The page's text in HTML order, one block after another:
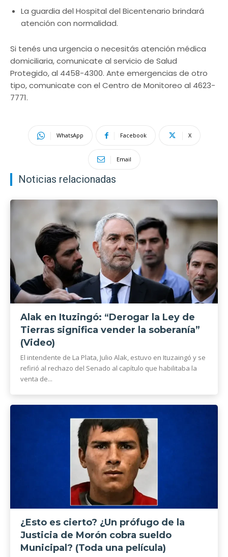
La guardia del Hospital del Bicentenario brindará
atención con normalidad.
Si tenés una urgencia o necesitás atención médica
domiciliaria, comunicate al servicio de Salud
Protegido, al 4458-4300. Ante emergencias de otro
tipo, comunicate con el Centro de Monitoreo al 4623-
7771.
WhatsApp Facebook X
Email
Noticias relacionadas
Alak en Ituzingó: “Derogar la Ley de
Tierras significa vender la soberanía”
(Video)
El intendente de La Plata, Julio Alak, estuvo en Ituzaingó y se
refirió al rechazo del Senado al capítulo que habilitaba la
venta de...
¿Esto es cierto? ¿Un prófugo de la
Justicia de Morón cobra sueldo
Municipal? (Toda una película)